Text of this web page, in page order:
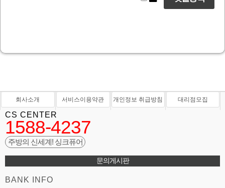
회사소개 서비스이용약관 개인정보 취급방침 대리점모집
CS CENTER
1588-4237
주방의 신세계! 싱크퓨어
문의게시판
BANK INFO